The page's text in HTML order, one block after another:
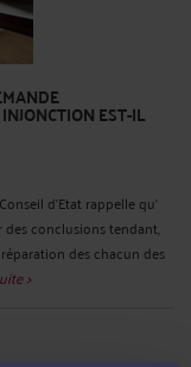
EST-IL
d’Etat rappelle qu’
des conclusions tendant,
des chacun des
>